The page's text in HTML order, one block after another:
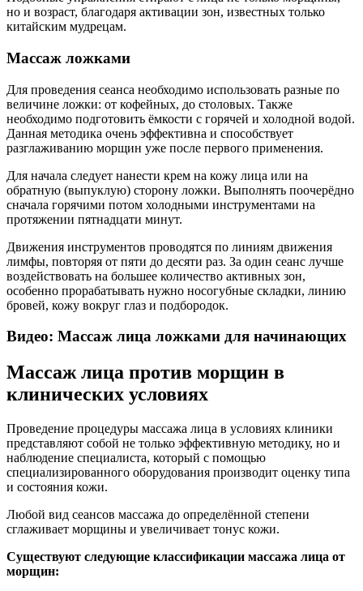
но и возраст, благодаря активации зон, известных только
китайским мудрецам.
Массаж ложками
Для проведения сеанса необходимо использовать разные по
величине ложки: от кофейных, до столовых. Также
необходимо подготовить ёмкости с горячей и холодной водой.
Данная методика очень эффективна и способствует
разглаживанию морщин уже после первого применения.
Для начала следует нанести крем на кожу лица или на
обратную (выпуклую) сторону ложки. Выполнять поочерёдно
сначала горячими потом холодными инструментами на
протяжении пятнадцати минут.
Движения инструментов проводятся по линиям движения
лимфы, повторяя от пяти до десяти раз. За один сеанс лучше
воздействовать на большее количество активных зон,
особенно прорабатывать нужно носогубные складки, линию
бровей, кожу вокруг глаз и подбородок.
Видео: Массаж лица ложками для начинающих
Массаж лица против морщин в
клинических условиях
Проведение процедуры массажа лица в условиях клиники
представляют собой не только эффективную методику, но и
наблюдение специалиста, который с помощью
специализированного оборудования производит оценку типа
и состояния кожи.
Любой вид сеансов массажа до определённой степени
сглаживает морщины и увеличивает тонус кожи.
Существуют следующие классификации массажа лица от
морщин: